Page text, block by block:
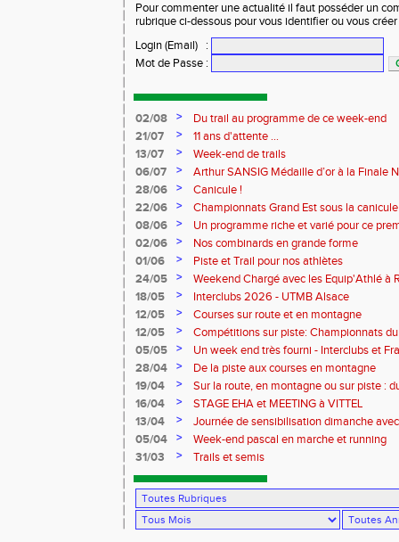
Pour commenter une actualité il faut posséder un
rubrique ci-dessous pour vous identifier ou vous
Login (Email)
:
Mot de Passe :
02/08 >
Du trail au programme de ce week-end
21/07
>
11 ans d'attente ...
13/07
>
Week-end de trails
06/07
>
Arthur SANSIG Médaille d’or à la Finale
à Dreux.
28/06 >
Canicule !
22/06
>
Championnats Grand Est sous la canicule
08/06
>
Un programme riche et varié pour ce
02/06
>
Nos combinards en grande forme
01/06
>
Piste et Trail pour nos athlètes
24/05
>
Weekend Chargé avec les Equip'Athlé à
à Reims pour les Benjamins
18/05 >
Interclubs 2026 - UTMB Alsace
12/05
>
Courses sur route et en montagne
12/05
>
Compétitions sur piste: Championnats
équip'athlé U14-U16
05/05 >
Un week end très fourni - Interclubs et
menu !
28/04 >
De la piste aux courses en montagne
19/04
>
Sur la route, en montagne ou sur piste :
Charlottesville en passant par le
16/04 >
STAGE EHA et MEETING à VITTEL
13/04
>
Journée de sensibilisation dimanche
l'association vivre avec Parkinson
05/04 >
Week-end pascal en marche et running
31/03
> Trails et semis